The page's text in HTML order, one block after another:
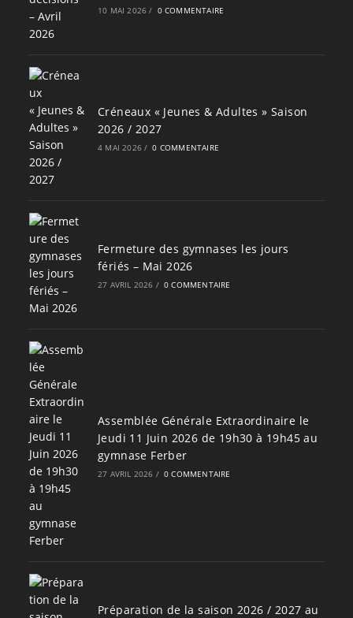
10 MAI 2026 / 0 COMMENTAIRE
Créneaux « Jeunes & Adultes » Saison
2026 / 2027
4 MAI 2026 / 0 COMMENTAIRE
Fermeture des gymnases les jours
fériés – Mai 2026
27 AVRIL 2026 / 0 COMMENTAIRE
Assemblée Générale Extraordinaire le
Jeudi 11 Juin 2026 de 19h30 à 19h45 au
gymnase Ferber
27 AVRIL 2026 / 0 COMMENTAIRE
Préparation de la saison 2026 / 2027 au